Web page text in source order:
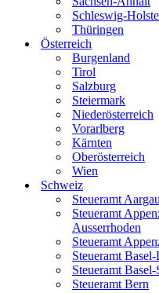
Schleswig-
Thüringen
Österreich
Burgenland
Tirol
Salzburg
Steiermark
Niederösterreich
Vorarlberg
Kärnten
Oberösterreich
Wien
Schweiz
Steueramt Aargau
Steueramt
Ausserrhoden
Steueramt
Steueramt
Steueramt Basel-
Steueramt Bern